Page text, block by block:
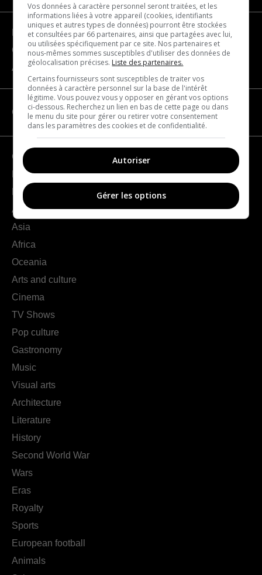
Become a partner
Contact us
About us
CATEGORIES
Geography
France
Europe
Americas
Asia
Africa
Oceania
Arts and culture
Cinema
TV Shows
Pop culture
Gastronomy
Music
Visual arts
Architecture
Literature
History
Second World War
Wars
Eras
Royalty
Sports
European football
Animals
Vos données à caractère personnel seront traitées, et les
informations liées à votre appareil (cookies, identifiants
uniques et autres types de données) pourront être stockées
et consultées par 66 partenaires, ainsi que partagées avec lui,
ou utilisées spécifiquement par ce site. Nos partenaires et
nous-mêmes sommes susceptibles d'utiliser des données de
géolocalisation précises. Liste des partenaires.
Certains fournisseurs sont susceptibles de traiter vos
données à caractère personnel sur la base de l'intérêt
légitime. Vous pouvez vous y opposer en gérant vos options
ci-dessous. Recherchez un lien en bas de cette page ou dans
le menu du site pour gérer ou retirer votre consentement
dans les paramètres des cookies et de confidentialité.
Autoriser
Gérer les options